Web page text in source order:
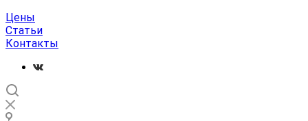
Цены
Статьи
Контакты